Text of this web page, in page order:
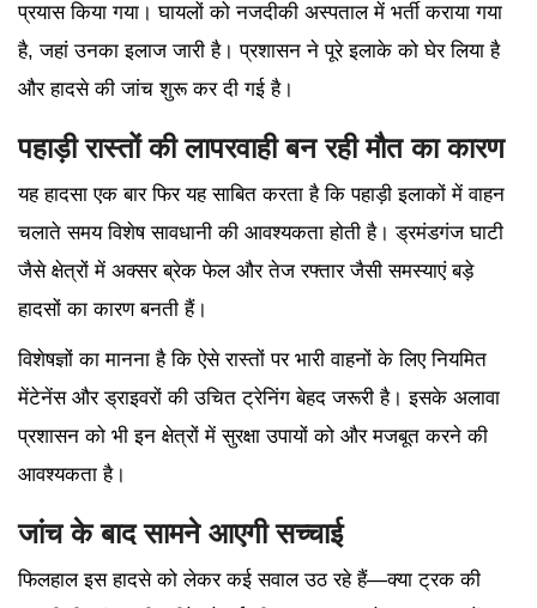
प्रयास किया गया। घायलों को नजदीकी अस्पताल में भर्ती कराया गया
है, जहां उनका इलाज जारी है। प्रशासन ने पूरे इलाके को घेर लिया है
और हादसे की जांच शुरू कर दी गई है।
पहाड़ी रास्तों की लापरवाही बन रही मौत का कारण
यह हादसा एक बार फिर यह साबित करता है कि पहाड़ी इलाकों में वाहन
चलाते समय विशेष सावधानी की आवश्यकता होती है। ड्रमंडगंज घाटी
जैसे क्षेत्रों में अक्सर ब्रेक फेल और तेज रफ्तार जैसी समस्याएं बड़े
हादसों का कारण बनती हैं।
विशेषज्ञों का मानना है कि ऐसे रास्तों पर भारी वाहनों के लिए नियमित
मेंटेनेंस और ड्राइवरों की उचित ट्रेनिंग बेहद जरूरी है। इसके अलावा
प्रशासन को भी इन क्षेत्रों में सुरक्षा उपायों को और मजबूत करने की
आवश्यकता है।
जांच के बाद सामने आएगी सच्चाई
फिलहाल इस हादसे को लेकर कई सवाल उठ रहे हैं—क्या ट्रक की